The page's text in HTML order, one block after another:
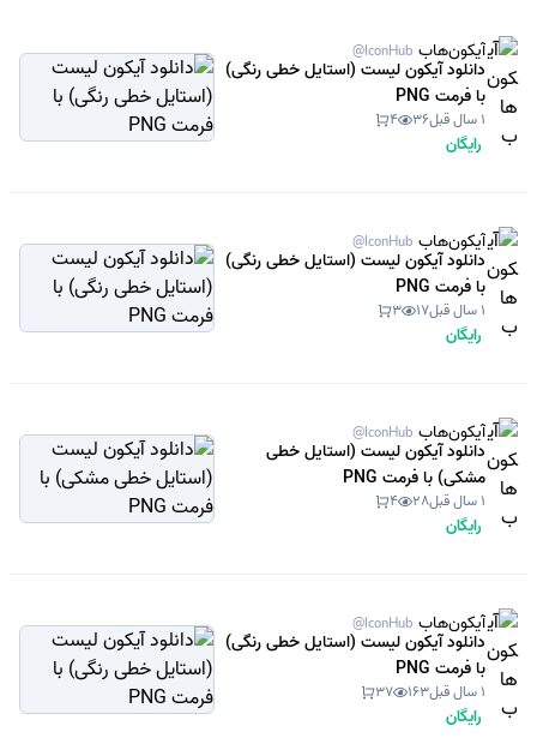
آیکون‌هاب @IconHub
دانلود آیکون لیست (استایل خطی رنگی)
با فرمت PNG
1 سال قبل 36
4
رایگان
آیکون‌هاب @IconHub
دانلود آیکون لیست (استایل خطی رنگی)
با فرمت PNG
1 سال قبل 17
3
رایگان
آیکون‌هاب @IconHub
دانلود آیکون لیست (استایل خطی
مشکی) با فرمت PNG
1 سال قبل 28
4
رایگان
آیکون‌هاب @IconHub
دانلود آیکون لیست (استایل خطی رنگی)
با فرمت PNG
1 سال قبل 163
37
رایگان